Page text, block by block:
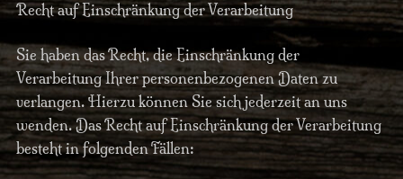
Recht auf Einschränkung der Verarbeitung
Sie haben das Recht, die Einschränkung der
Verarbeitung Ihrer personenbezogenen Daten zu
verlangen. Hierzu können Sie sich jederzeit an uns
wenden. Das Recht auf Einschränkung der Verarbeitung
besteht in folgenden Fällen: